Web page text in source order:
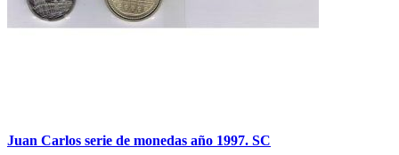
Juan Carlos serie de monedas año 1997. SC